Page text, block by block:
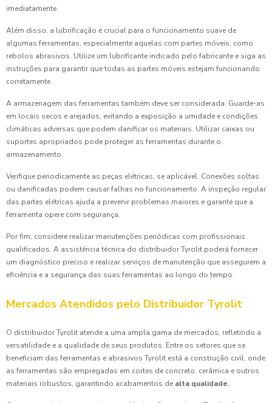
imediatamente.
Além disso, a lubrificação é crucial para o funcionamento suave de
algumas ferramentas, especialmente aquelas com partes móveis, como
rebolos abrasivos. Utilize um lubrificante indicado pelo fabricante e siga as
instruções para garantir que todas as partes móveis estejam funcionando
corretamente.
A armazenagem das ferramentas também deve ser considerada. Guarde-as
em locais secos e arejados, evitando a exposição a umidade e condições
climáticas adversas que podem danificar os materiais. Utilizar caixas ou
suportes apropriados pode proteger as ferramentas durante o
armazenamento.
Verifique periodicamente as peças elétricas, se aplicável. Conexões soltas
ou danificadas podem causar falhas no funcionamento. A inspeção regular
das partes elétricas ajuda a prevenir problemas maiores e garante que a
ferramenta opere com segurança.
Por fim, considere realizar manutenções periódicas com profissionais
qualificados. A assistência técnica do distribuidor Tyrolit poderá fornecer
um diagnóstico preciso e realizar serviços de manutenção que assegurem a
eficiência e a segurança das suas ferramentas ao longo do tempo.
Mercados Atendidos pelo Distribuidor Tyrolit
O distribuidor Tyrolit atende a uma ampla gama de mercados, refletindo a
versatilidade e a qualidade de seus produtos. Entre os setores que se
beneficiam das ferramentas e abrasivos Tyrolit está a construção civil, onde
as ferramentas são empregadas em cortes de concreto, cerâmica e outros
materiais robustos, garantindo acabamentos de alta qualidade.